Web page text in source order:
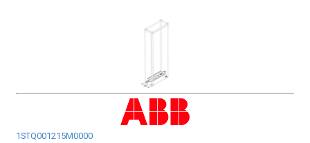
1STQ001215M0000